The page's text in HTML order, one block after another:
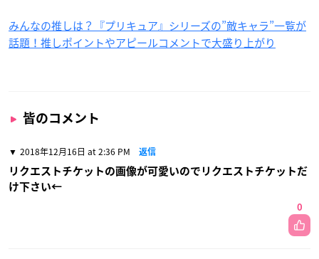
みんなの推しは？『プリキュア』シリーズの”敵キャラ”一覧が
話題！推しポイントやアピールコメントで大盛り上がり
皆のコメント
2018年12月16日 at 2:36 PM 返信
リクエストチケットの画像が可愛いのでリクエストチケットだ
け下さい←
0